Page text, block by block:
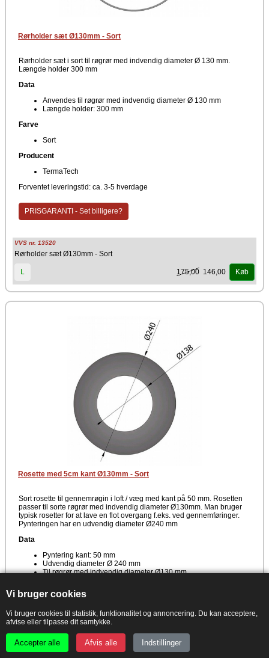
Vi bruger cookies
Vi bruger cookies til statistik, funktionalitet og annoncering. Du kan acceptere,
afvise eller tilpasse dit samtykke.
Accepter alle Afvis alle Indstillinger
Rørholder sæt Ø130mm - Sort
Rørholder sæt i sort til røgrør med indvendig diameter Ø 130 mm.
Længde holder 300 mm
Data
Anvendes til røgrør med indvendig diameter Ø 130 mm
Længde holder: 300 mm
Farve
Sort
Producent
TermaTech
Forventet leveringstid: ca. 3-5 hverdage
PRISGARANTI - Set billigere?
VVS nr. 13520
Rørholder sæt Ø130mm - Sort
L 175,00 146,00 Køb
Rosette med 5cm kant Ø130mm - Sort
Sort rosette til gennemrøgin i loft / væg med kant på 50 mm. Rosetten
passer til sorte røgrør med indvendig diameter Ø130mm. Man bruger
typisk rosetter for at lave en flot overgang f.eks. ved gennemføringer.
Pynteringen har en udvendig diameter Ø240 mm
Data
Pyntering kant: 50 mm
Udvendig diameter Ø 240 mm
Til røgrør med indvendig diameter Ø130 mm
Producent
TermaTech
Forventet leveringstid: ca. 3-5 hverdage
PRISGARANTI - Set billigere?